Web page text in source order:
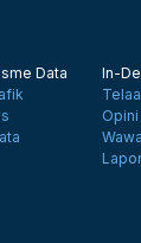
Data
In-
Opini